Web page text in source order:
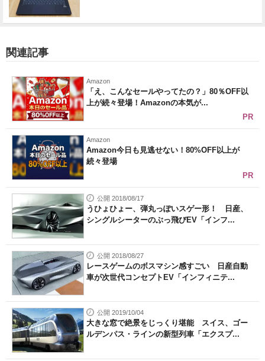
関連記事
Amazon
「え、こんなセールやってたの？」80％OFF以
上が続々登場！Amazonの本気が...
PR
Amazon
Amazon今日も見逃せない！80%OFF以上が
続々登場
PR
公開 2018/08/17
うひょひょー、弾丸っぽいスゲー形！ 日産、
シングルシーターのぶっ飛びEV「インフ...
公開 2018/08/27
レースゲームのボスマシン感すごい 日産自動
車が次世代コンセプトEV「インフィニテ...
公開 2019/10/04
大きな窓で絶景をじっくり堪能 スイス、ゴー
ルデンパス・ラインの新型列車「エクスプ...